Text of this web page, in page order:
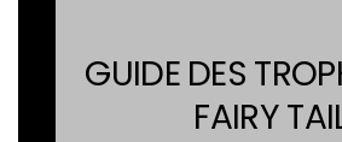
GUIDE DES
FAIRY